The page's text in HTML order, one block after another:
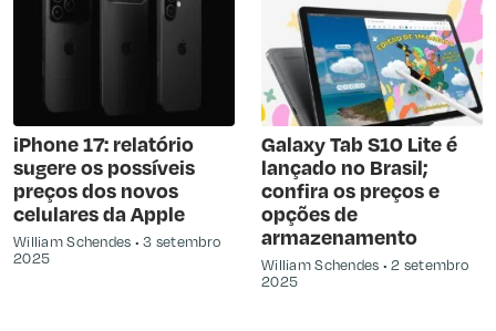
iPhone 17: relatório
sugere os possíveis
preços dos novos
celulares da Apple
William Schendes
3 setembro
2025
Galaxy Tab S10 Lite é
lançado no Brasil;
confira os preços e
opções de
armazenamento
William Schendes
2 setembro
2025